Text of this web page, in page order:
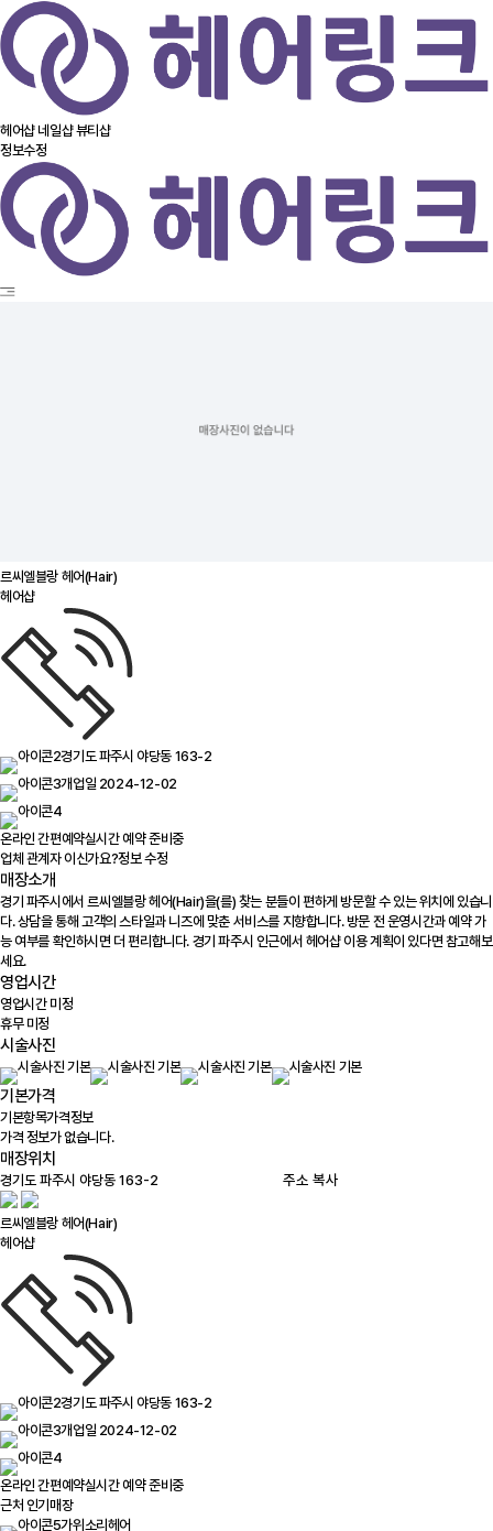
헤어샵 네일샵뷰티샵
정보수정
르씨엘블랑 헤어(Hair)
헤어샵
경기도 파주시 야당동 163-2
개업일 2024-12-02
온라인 간편예약실시간 예약 준비중
업체 관계자 이신가요?정보 수정
매장소개
경기 파주시에서 르씨엘블랑 헤어(Hair)을(를) 찾는 분들이 편하게 방문할 수 있는 위치에 있습니
다. 상담을 통해 고객의 스타일과 니즈에 맞춘 서비스를 지향합니다. 방문 전 운영시간과 예약 가
능 여부를 확인하시면 더 편리합니다. 경기 파주시 인근에서 헤어샵 이용 계획이 있다면 참고해보
세요.
영업시간
영업시간 미정
휴무 미정
시술사진
기본가격
기본항목가격정보
가격 정보가 없습니다.
매장위치
주소 복사
르씨엘블랑 헤어(Hair)
헤어샵
경기도 파주시 야당동 163-2
개업일 2024-12-02
온라인 간편예약실시간 예약 준비중
근처 인기매장
가위소리헤어